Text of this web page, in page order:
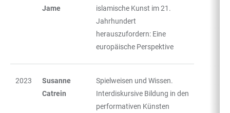
Jame
islamische Kunst im 21.
Jahrhundert
herauszufordern: Eine
europäische Perspektive
2023
Susanne
Catrein
Spielweisen und Wissen.
Interdiskursive Bildung in den
performativen Künsten